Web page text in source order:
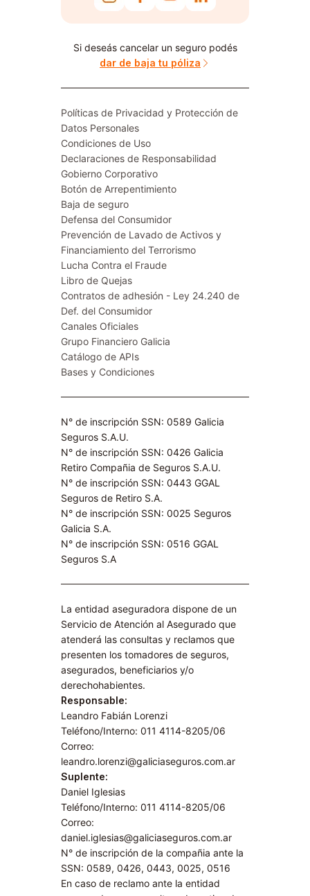
Si deseás cancelar un seguro podés
dar de baja tu póliza
Políticas de Privacidad y Protección de
Datos Personales
Condiciones de Uso
Declaraciones de Responsabilidad
Gobierno Corporativo
Botón de Arrepentimiento
Baja de seguro
Defensa del Consumidor
Prevención de Lavado de Activos y
Financiamiento del Terrorismo
Lucha Contra el Fraude
Libro de Quejas
Contratos de adhesión - Ley 24.240 de
Def. del Consumidor
Canales Oficiales
Grupo Financiero Galicia
Catálogo de APIs
Bases y Condiciones
N° de inscripción SSN: 0589 Galicia
Seguros S.A.U.
N° de inscripción SSN: 0426 Galicia
Retiro Compañia de Seguros S.A.U.​
N° de inscripción SSN: 0443 GGAL
Seguros de Retiro S.A​.
N° de inscripción SSN: 0025 Seguros
Galicia S.A.
N° de inscripción SSN: 0516 GGAL
Seguros S.A​
La entidad aseguradora dispone de un
Servicio de Atención al Asegurado que
atenderá las consultas y reclamos que
presenten los tomadores de seguros,
asegurados, beneficiarios y/o
derechohabientes.
Responsable:
Leandro Fabián Lorenzi
Teléfono/Interno: 011 4114-8205/06
Correo:
leandro.lorenzi@galiciaseguros.com.ar
Suplente:
Daniel Iglesias
Teléfono/Interno: 011 4114-8205/06
Correo:
daniel.iglesias@galiciaseguros.com.ar
N° de inscripción de la compañia ante la
SSN: 0589, 0426, 0443, 0025, 0516
En caso de reclamo ante la entidad